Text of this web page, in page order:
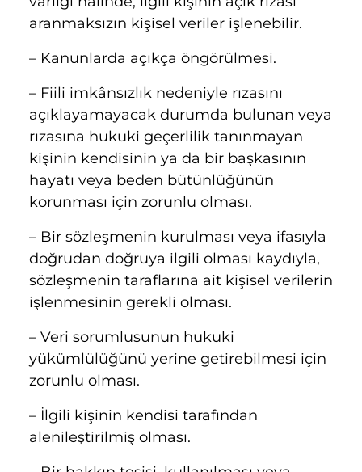
aranmaksızın kişisel veriler işlenebilir.
– Kanunlarda açıkça öngörülmesi.
– Fiili imkânsızlık nedeniyle rızasını
açıklayamayacak durumda bulunan veya
rızasına hukuki geçerlilik tanınmayan
kişinin kendisinin ya da bir başkasının
hayatı veya beden bütünlüğünün
korunması için zorunlu olması.
– Bir sözleşmenin kurulması veya ifasıyla
doğrudan doğruya ilgili olması kaydıyla,
sözleşmenin taraflarına ait kişisel verilerin
işlenmesinin gerekli olması.
– Veri sorumlusunun hukuki
yükümlülüğünü yerine getirebilmesi için
zorunlu olması.
– İlgili kişinin kendisi tarafından
alenileştirilmiş olması.